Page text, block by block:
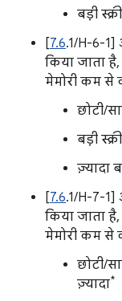
बड़ी
[7.6.1/H-6-1]
किया जाता
मेमोरी कम से
छोटी/
बड़ी
ज़्यादा
[7.6.1/H-7-1]
किया जाता
मेमोरी कम से
छोटी/
ज़्यादा*